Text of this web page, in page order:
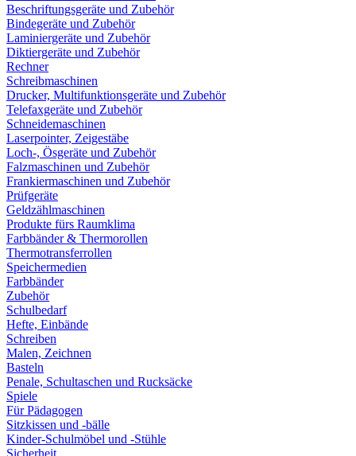
Beschriftungsgeräte und Zubehör
Bindegeräte und Zubehör
Laminiergeräte und Zubehör
Diktiergeräte und Zubehör
Rechner
Schreibmaschinen
Drucker, Multifunktionsgeräte und Zubehör
Telefaxgeräte und Zubehör
Schneidemaschinen
Laserpointer, Zeigestäbe
Loch-, Ösgeräte und Zubehör
Falzmaschinen und Zubehör
Frankiermaschinen und Zubehör
Prüfgeräte
Geldzählmaschinen
Produkte fürs Raumklima
Farbbänder & Thermorollen
Thermotransferrollen
Speichermedien
Farbbänder
Zubehör
Schulbedarf
Hefte, Einbände
Schreiben
Malen, Zeichnen
Basteln
Penale, Schultaschen und Rucksäcke
Spiele
Für Pädagogen
Sitzkissen und -bälle
Kinder-Schulmöbel und -Stühle